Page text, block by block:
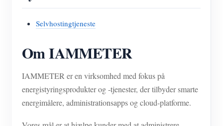
Selvhostingtjeneste
Om IAMMETER
IAMMETER er en virksomhed med fokus på
energistyringsprodukter og -tjenester, der tilbyder smarte
energimålere, administrationsapps og cloud-platforme.